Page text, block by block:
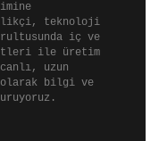
teknoloji
iç ve
ile üretim
uzun
olarak bilgi ve